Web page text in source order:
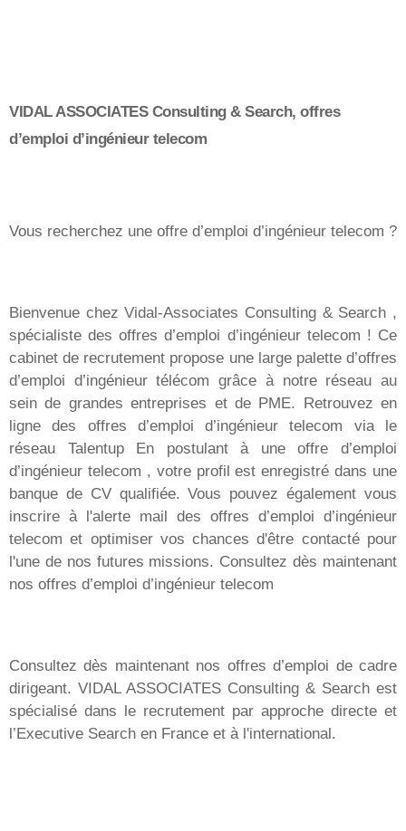
VIDAL ASSOCIATES Consulting & Search, offres
d’emploi d’ingénieur telecom
Vous recherchez une offre d’emploi d’ingénieur telecom ?
Bienvenue chez Vidal-Associates Consulting & Search ,
spécialiste des offres d’emploi d’ingénieur telecom ! Ce
cabinet de recrutement propose une large palette d’offres
d’emploi d’ingénieur télécom grâce à notre réseau au
sein de grandes entreprises et de PME. Retrouvez en
ligne des offres d’emploi d’ingénieur telecom via le
réseau Talentup En postulant à une offre d’emploi
d’ingénieur telecom , votre profil est enregistré dans une
banque de CV qualifiée. Vous pouvez également vous
inscrire à l'alerte mail des offres d’emploi d’ingénieur
telecom et optimiser vos chances d'être contacté pour
l'une de nos futures missions. Consultez dès maintenant
nos offres d’emploi d’ingénieur telecom
Consultez dès maintenant nos offres d’emploi de cadre
dirigeant. VIDAL ASSOCIATES Consulting & Search est
spécialisé dans le recrutement par approche directe et
l’Executive Search en France et à l'international.